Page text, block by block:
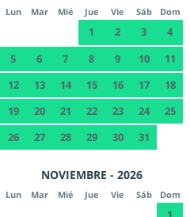
Lun Mar Mié Jue Vie Sáb Dom
1 2 3
4
5
6 7 8 9 10
11
12
13 14 15 16 17
18
19
20 21 22 23 24
25
26
27 28 29 30 31
NOVIEMBRE - 2026
Lun Mar Mié Jue Vie Sáb Dom